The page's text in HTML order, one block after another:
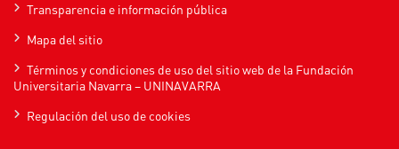
Transparencia e información pública
Mapa del sitio
Términos y condiciones de uso del sitio web de la Fundación
Universitaria Navarra – UNINAVARRA
Regulación del uso de cookies